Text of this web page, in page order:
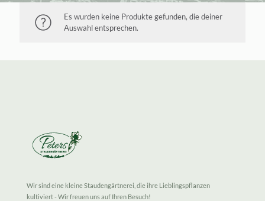
Es wurden keine Produkte gefunden, die deiner
Auswahl entsprechen.
Wir sind eine kleine Staudengärtnerei, die ihre Lieblingspflanzen
kultiviert - Wir freuen uns auf Ihren Besuch!